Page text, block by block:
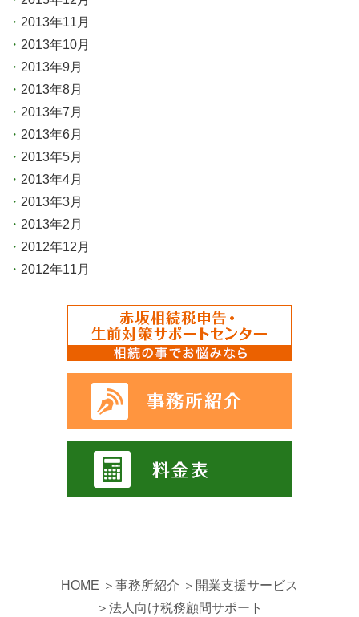
2013年11月
2013年10月
2013年9月
2013年8月
2013年7月
2013年6月
2013年5月
2013年4月
2013年3月
2013年2月
2012年12月
2012年11月
HOME ＞事務所紹介 ＞開業支援サービス
＞法人向け税務顧問サポート